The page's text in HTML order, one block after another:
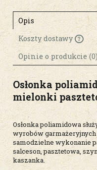
Opis
Koszty dostawy
Cena nie
płatności
Opinie o produkcie (0)
Osłonka
mielonki
Osłonka poliamidowa
wyrobów
samodzielne wykonanie
salceson, pasztetowa,
kaszanka.